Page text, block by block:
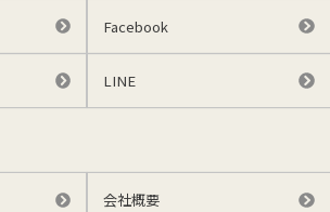
Facebook
LINE
会社概要